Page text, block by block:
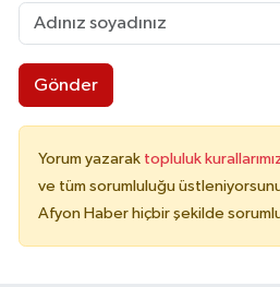
Gönder
Yorum yazarak topluluk
ve tüm sorumluluğu
Afyon Haber hiçbir şekilde